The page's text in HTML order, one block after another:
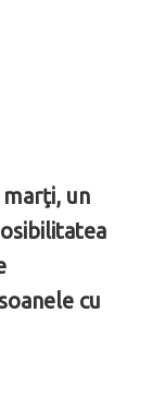
un
cu